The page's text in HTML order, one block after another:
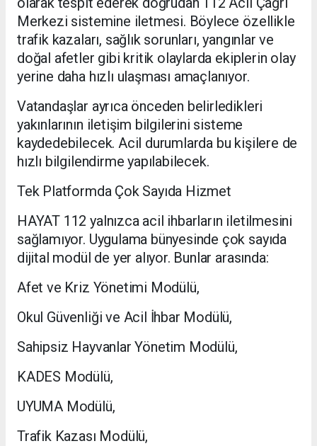
Merkezi sistemine iletmesi. Böylece özellikle
trafik kazaları, sağlık sorunları, yangınlar ve
doğal afetler gibi kritik olaylarda ekiplerin olay
yerine daha hızlı ulaşması amaçlanıyor.
Vatandaşlar ayrıca önceden belirledikleri
yakınlarının iletişim bilgilerini sisteme
kaydedebilecek. Acil durumlarda bu kişilere de
hızlı bilgilendirme yapılabilecek.
Tek Platformda Çok Sayıda Hizmet
HAYAT 112 yalnızca acil ihbarların iletilmesini
sağlamıyor. Uygulama bünyesinde çok sayıda
dijital modül de yer alıyor. Bunlar arasında:
Afet ve Kriz Yönetimi Modülü,
Okul Güvenliği ve Acil İhbar Modülü,
Sahipsiz Hayvanlar Yönetim Modülü,
KADES Modülü,
UYUMA Modülü,
Trafik Kazası Modülü,